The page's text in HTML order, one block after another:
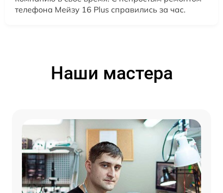
телефона Мейзу 16 Plus справились за час.
Наши мастера